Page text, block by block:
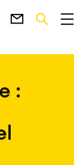
: